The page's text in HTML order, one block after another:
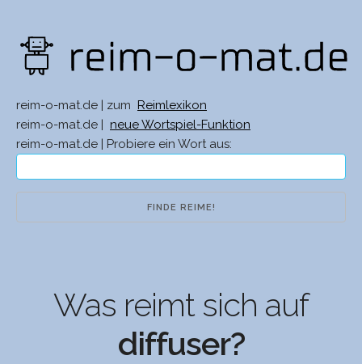
reim-o-mat.de | zum
Reimlexikon
reim-o-mat.de |
neue Wortspiel-Funktion
reim-o-mat.de | Probiere ein Wort aus:
Was reimt sich auf
diffuser?